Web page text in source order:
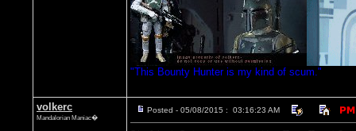
"This Bounty Hunter is my kind of scum."
volkerc
Mandalorian Maniac�
Posted - 05/08/2015 : 03:16:23 AM